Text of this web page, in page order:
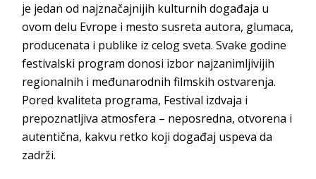
je jedan od najznačajnijih kulturnih događaja u
ovom delu Evrope i mesto susreta autora, glumaca,
producenata i publike iz celog sveta. Svake godine
festivalski program donosi izbor najzanimljivijih
regionalnih i međunarodnih filmskih ostvarenja.
Pored kvaliteta programa, Festival izdvaja i
prepoznatljiva atmosfera – neposredna, otvorena i
autentična, kakvu retko koji događaj uspeva da
zadrži.